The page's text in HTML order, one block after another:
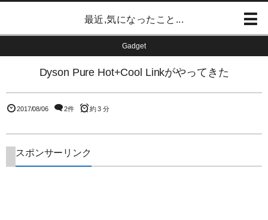
最近,気になったこと...
Gadget
Dyson Pure Hot+Cool Linkがやってきた
2017/08/06 2件 約 3 分
スポンサーリンク